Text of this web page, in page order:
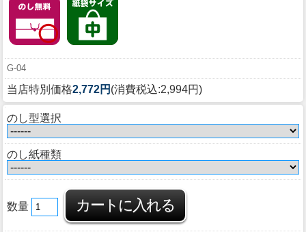
G-04
当店特別価格2,772円 (消費税込:2,994円)
のし型選択
のし紙種類
数量